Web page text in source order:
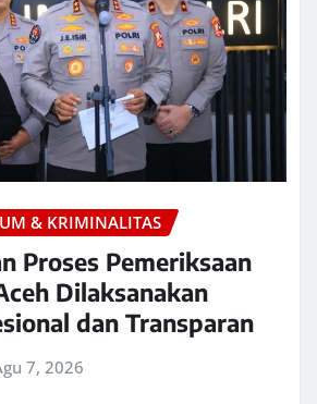
& KRIMINALITAS
Proses Pemeriksaan
Dilaksanakan
dan Transparan
7, 2026